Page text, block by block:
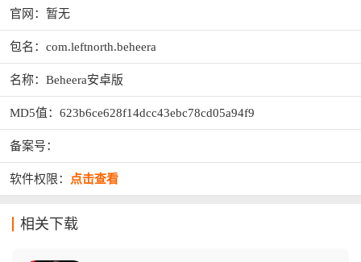
官网：暂无
包名：com.leftnorth.beheera
名称：Beheera安卓版
MD5值：623b6ce628f14dcc43ebc78cd05a94f9
备案号：
软件权限： 点击查看
相关下载